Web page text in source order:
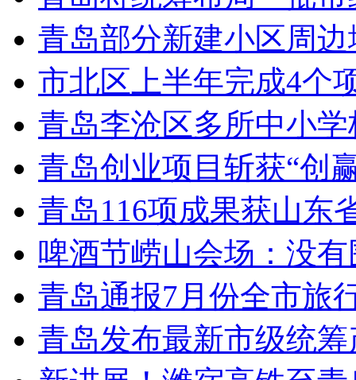
青岛部分新建小区周
市北区上半年完成4个
青岛李沧区多所中小
青岛创业项目斩获“创
青岛116项成果获山东
啤酒节崂山会场：没有
青岛通报7月份全市旅
青岛发布最新市级统